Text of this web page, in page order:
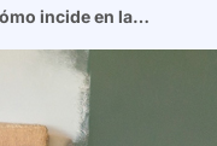
incide en la…